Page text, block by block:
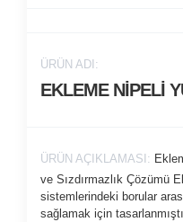
ÜRÜN ADI:
EKLEME NİPELİ
ÜRÜN AÇIKLAMASI:
ve Sızdırmazlık Çözümü
sistemlerindeki borular
sağlamak için